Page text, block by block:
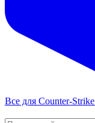
Все для Counter-Strike